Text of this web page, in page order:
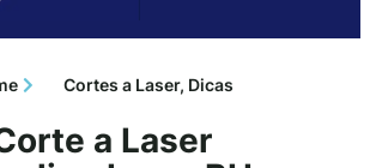
Cortes a Laser, Dicas
a Laser